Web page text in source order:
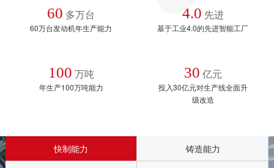
60 多万台
60万台发动机年生产能力
4.0 先进
基于工业4.0的先进智能工厂
100 万吨
年生产100万吨能力
30 亿元
投入30亿元对生产线全面升
级改造
快制能力 铸造能力